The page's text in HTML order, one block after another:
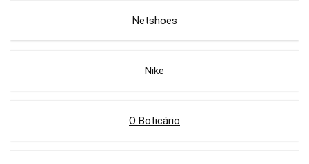
Netshoes
Nike
O Boticário